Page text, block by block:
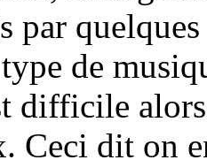
par
de
difficile
Ceci dit on